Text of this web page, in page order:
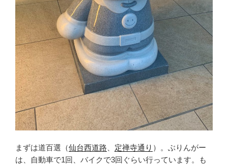
まずは道百選（仙台西道路、 定禅寺通り ）。ぶりんがー
は、自動車で1回、バイクで3回ぐらい行っています。も